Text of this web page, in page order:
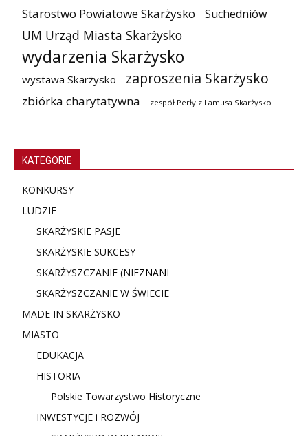
Starostwo Powiatowe Skarżysko Suchedniów
UM Urząd Miasta Skarżysko
wydarzenia Skarżysko
wystawa Skarżysko zaproszenia Skarżysko
zbiórka charytatywna zespół Perły z Lamusa Skarżysko
KATEGORIE
KONKURSY
LUDZIE
SKARŻYSKIE PASJE
SKARŻYSKIE SUKCESY
SKARŻYSZCZANIE (NIEZNANI
SKARŻYSZCZANIE W ŚWIECIE
MADE IN SKARŻYSKO
MIASTO
EDUKACJA
HISTORIA
Polskie Towarzystwo Historyczne
INWESTYCJE i ROZWÓJ